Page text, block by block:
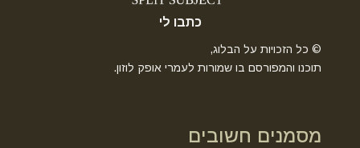
כתבו לי
© כל הזכויות על הבלוג,
תוכנו והמפורסם בו שמורות לעמרי אופק לוזון.
מסמנים חשובים